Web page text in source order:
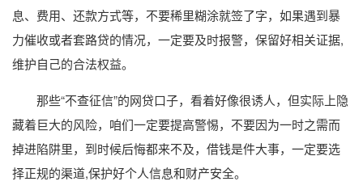
息、费用、还款方式等，不要稀里糊涂就签了字，如果遇到暴
力催收或者套路贷的情况，一定要及时报警，保留好相关证据,
维护自己的合法权益。
那些“不查征信”的网贷口子，看着好像很诱人，但实际上隐
藏着巨大的风险，咱们一定要提高警惕，不要因为一时之需而
掉进陷阱里，到时候后悔都来不及，借钱是件大事，一定要选
择正规的渠道,保护好个人信息和财产安全。